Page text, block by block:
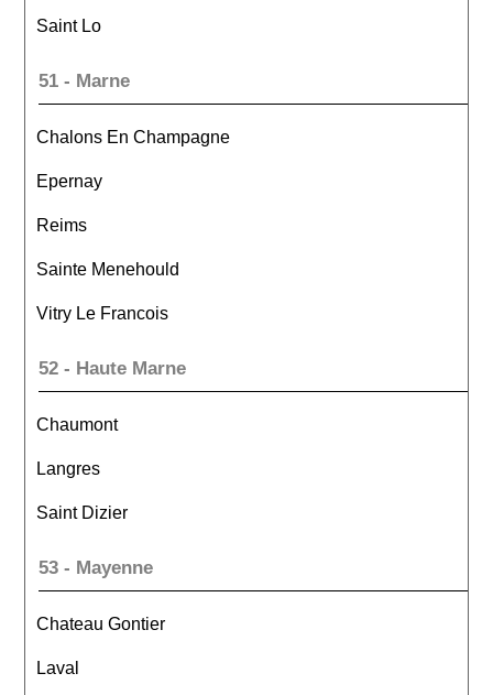
Saint Lo
51 - Marne
Chalons En Champagne
Epernay
Reims
Sainte Menehould
Vitry Le Francois
52 - Haute Marne
Chaumont
Langres
Saint Dizier
53 - Mayenne
Chateau Gontier
Laval